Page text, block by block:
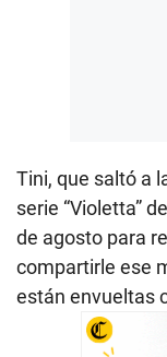
Tini, que saltó a
serie “Violetta”
de agosto para
compartirle ese
están envueltas